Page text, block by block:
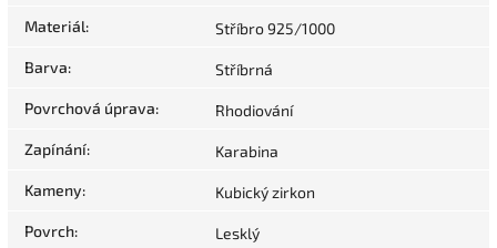
Materiál: Stříbro 925/1000
Barva: Stříbrná
Povrchová úprava: Rhodiování
Zapínání: Karabina
Kameny: Kubický zirkon
Povrch: Lesklý